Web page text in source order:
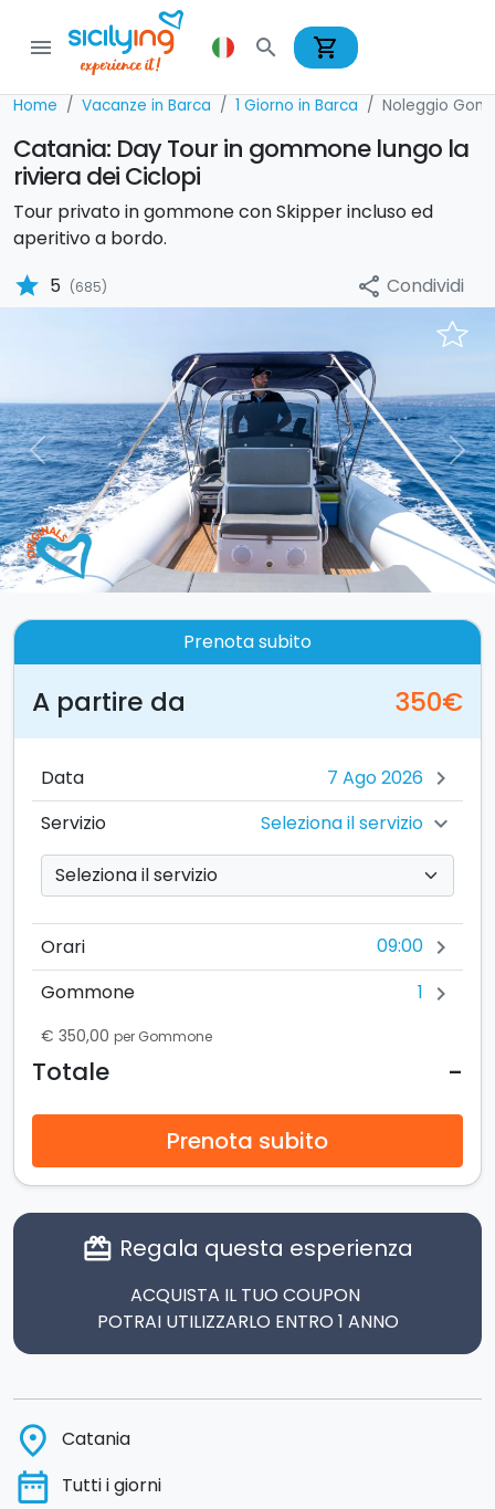
menu search shopping_cart
Home Vacanze in Barca 1 Giorno in Barca Noleggio
Catania: Day Tour in gommone lungo la
riviera dei Ciclopi
Tour privato in gommone con Skipper incluso ed
aperitivo a bordo.
star 5 (685) share Condividi
Previous Next
Prenota subito
A partire da 350€
Data chevron_right
Servizio Seleziona il servizio chevron_right
Orari 09:00 chevron_right
Gommone 1 chevron_right
€ 350,00 per Gommone
Totale -
Prenota subito
card_giftcard Regala questa esperienza
ACQUISTA IL TUO COUPON
POTRAI UTILIZZARLO ENTRO 1 ANNO
place Catania
date_range Tutti i giorni